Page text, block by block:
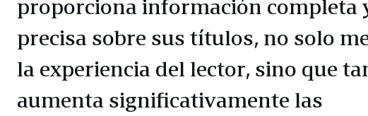
proporciona información completa
precisa sobre sus títulos, no solo
la experiencia del lector, sino que
aumenta significativamente las